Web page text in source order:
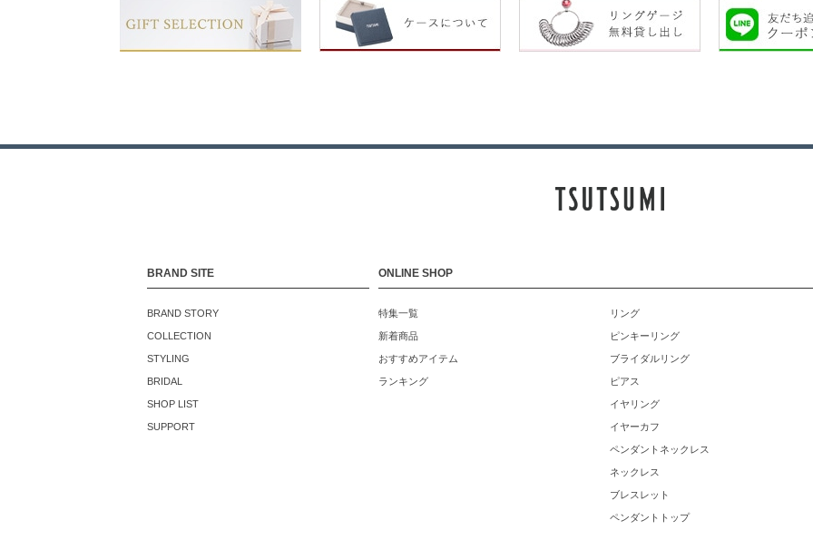
BRAND SITE
BRAND STORY
COLLECTION
STYLING
BRIDAL
SHOP LIST
SUPPORT
ONLINE SHOP
特集一覧
新着商品
おすすめアイテム
ランキング
リング
ピンキーリング
ブライダルリング
ピアス
イヤリング
イヤーカフ
ペンダントネックレス
ネックレス
ブレスレット
ペンダントトップ